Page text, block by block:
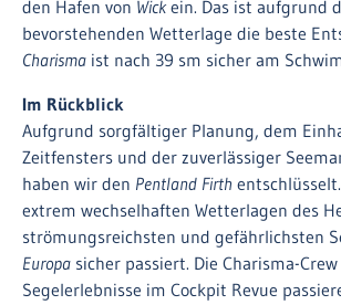
den Hafen von Wickein. Das ist aufgrund
bevorstehenden Wetterlage die beste
Charisma ist nach 39 sm sicher am
Im Rückblick
Aufgrund sorgfältiger Planung, dem
Zeitfensters und der zuverlässiger
haben wir den Pentland Firth
extrem wechselhaften Wetterlagen des
strömungsreichsten und gefährlichsten
Europa sicher passiert. Die Charisma-
Segelerlebnisse im Cockpit Revue